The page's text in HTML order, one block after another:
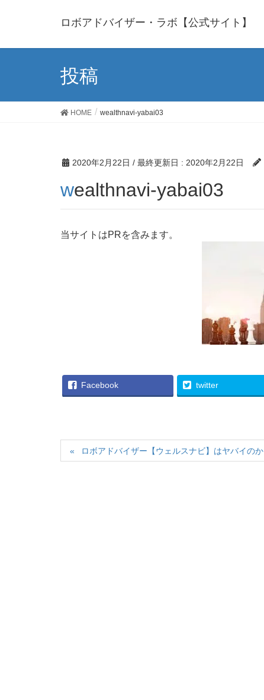
ロボアドバイザー・ラボ【公式サイト】
投稿
HOME wealthnavi-yabai03
2020年2月22日 / 最終更新日 : 2020年2月22日
wealthnavi-yabai03
当サイトはPRを含みます。
Facebook twitter
ロボアドバイザー【ウェルスナビ】はヤバイのか